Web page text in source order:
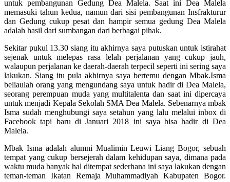
untuk pembangunan Gedung Dea Malela. Saat ini Dea Malela
memasuki tahun kedua, namun dari sisi pembangunan Insfrakturur
dan Gedung cukup pesat dan hampir semua gedung Dea Malela
adalah hasil dari sumbangan dari berbagai pihak.
Sekitar pukul 13.30 siang itu akhirnya saya putuskan untuk istirahat
sejenak untuk melepas rasa lelah perjalanan yang cukup jauh,
walaupun perjalanan ke daerah-daerah terpecil seperti ini sering saya
lakukan. Siang itu pula akhirnya saya bertemu dengan Mbak.Isma
beliaulah orang yang mengundang saya untuk hadir di Dea Malela,
seorang perempuan muda yang multitalenta dan saat ini dipercaya
untuk menjadi Kepala Sekolah SMA Dea Malela. Sebenarnya mbak
Isma sudah menghubungi saya setahun yang lalu melalui inbox di
Facebook tapi baru di Januari 2018 ini saya bisa hadir di Dea
Malela.
Mbak Isma adalah alumni Mualimin Leuwi Liang Bogor, sebuah
tempat yang cukup bersejerah dalam kehidupan saya, dimana pada
waktu muda banyak hal ditempat sederhana ini saya lakukan dengan
teman-teman Ikatan Remaja Muhammadiyah Kabupaten Bogor.